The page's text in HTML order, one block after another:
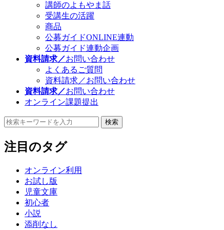
講師のよもやま話
受講生の活躍
商品
公募ガイドONLINE連動
公募ガイド連動企画
資料請求／お問い合わせ
よくあるご質問
資料請求／お問い合わせ
資料請求／お問い合わせ
オンライン課題提出
検索
注目のタグ
オンライン利用
お試し版
児童文庫
初心者
小説
添削なし